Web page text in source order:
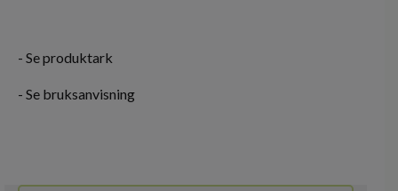
- Se produktark
- Se bruksanvisning